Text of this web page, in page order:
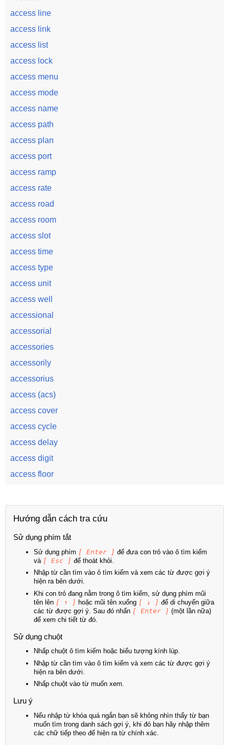
access line
access link
access list
access lock
access menu
access mode
access name
access path
access plan
access port
access ramp
access rate
access road
access room
access slot
access time
access type
access unit
access well
accessional
accessorial
accessories
accessorily
accessorius
access (acs)
access cover
access cycle
access delay
access digit
access floor
Hướng dẫn cách tra cứu
Sử dụng phím tắt
Sử dụng phím [ Enter ] để đưa con trỏ vào ô tìm kiếm
và [ Esc ] để thoát khỏi.
Nhập từ cần tìm vào ô tìm kiếm và xem các từ được gợi ý
hiện ra bên dưới.
Khi con trỏ đang nằm trong ô tìm kiếm, sử dụng phím mũi
tên lên [ ↑ ] hoặc mũi tên xuống [ ↓ ] để di chuyển giữa
các từ được gợi ý. Sau đó nhấn [ Enter ] (một lần nữa)
để xem chi tiết từ đó.
Sử dụng chuột
Nhấp chuột ô tìm kiếm hoặc biểu tượng kính lúp.
Nhập từ cần tìm vào ô tìm kiếm và xem các từ được gợi ý
hiện ra bên dưới.
Nhấp chuột vào từ muốn xem.
Lưu ý
Nếu nhập từ khóa quá ngắn bạn sẽ không nhìn thấy từ bạn
muốn tìm trong danh sách gợi ý, khi đó bạn hãy nhập thêm
các chữ tiếp theo để hiện ra từ chính xác.